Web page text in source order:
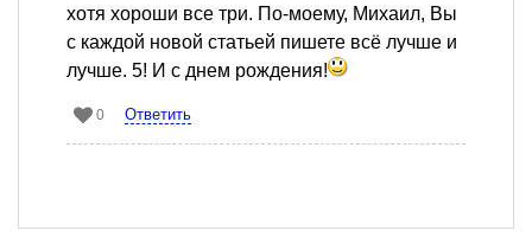
хотя хороши все три. По-моему, Михаил, Вы
с каждой новой статьей пишете всё лучше и
лучше. 5! И с днем рождения!
0 Ответить